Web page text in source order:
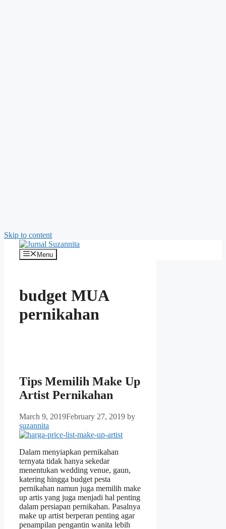
Skip to content
Menu
budget MUA
pernikahan
Tips Memilih Make Up
Artist Pernikahan
March 9, 2019February 27, 2019 by
suzannita
Dalam menyiapkan pernikahan
ternyata tidak hanya sekedar
menentukan wedding venue, gaun,
katering hingga budget pesta
pernikahan namun juga memilih make
up artis yang juga menjadi hal penting
dalam persiapan pernikahan. Pasalnya
make up artist berperan penting agar
penampilan pengantin wanita lebih